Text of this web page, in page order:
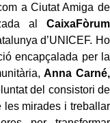
a Ciutat Amiga de
al CaixaFòrum
d’UNICEF. Ho
encapçalada per la
Anna Carné,
del consistori de
les mirades i treballar